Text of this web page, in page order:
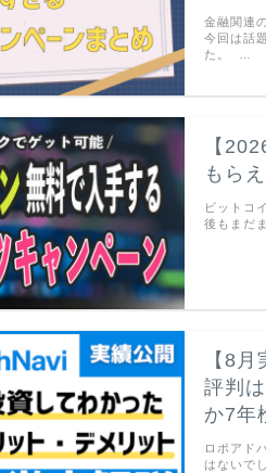
金融関連
今回は話
た。 …
【
もら
ビットコ
後もまだ
【8
評判
か7年
ロボアド
はないで